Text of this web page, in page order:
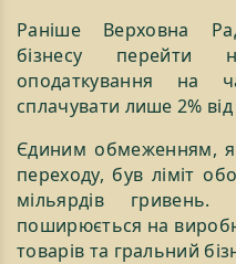
Раніше Верховна
бізнесу перейти
оподаткування на
сплачувати лише 2%
Єдиним обмеженням,
переходу, був ліміт
мільярдів
поширюється на
товарів та гральний